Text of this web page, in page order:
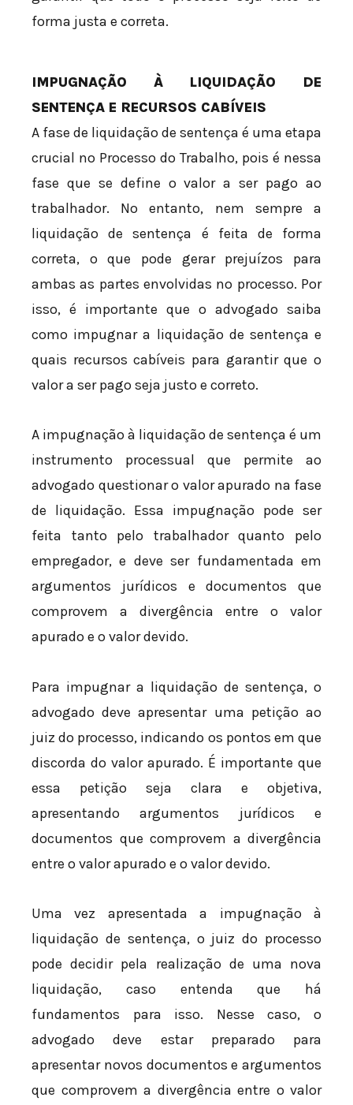
forma justa e correta.
IMPUGNAÇÃO À LIQUIDAÇÃO DE
SENTENÇA E RECURSOS CABÍVEIS
A fase de liquidação de sentença é uma etapa
crucial no Processo do Trabalho, pois é nessa
fase que se define o valor a ser pago ao
trabalhador. No entanto, nem sempre a
liquidação de sentença é feita de forma
correta, o que pode gerar prejuízos para
ambas as partes envolvidas no processo. Por
isso, é importante que o advogado saiba
como impugnar a liquidação de sentença e
quais recursos cabíveis para garantir que o
valor a ser pago seja justo e correto.
A impugnação à liquidação de sentença é um
instrumento processual que permite ao
advogado questionar o valor apurado na fase
de liquidação. Essa impugnação pode ser
feita tanto pelo trabalhador quanto pelo
empregador, e deve ser fundamentada em
argumentos jurídicos e documentos que
comprovem a divergência entre o valor
apurado e o valor devido.
Para impugnar a liquidação de sentença, o
advogado deve apresentar uma petição ao
juiz do processo, indicando os pontos em que
discorda do valor apurado. É importante que
essa petição seja clara e objetiva,
apresentando argumentos jurídicos e
documentos que comprovem a divergência
entre o valor apurado e o valor devido.
Uma vez apresentada a impugnação à
liquidação de sentença, o juiz do processo
pode decidir pela realização de uma nova
liquidação, caso entenda que há
fundamentos para isso. Nesse caso, o
advogado deve estar preparado para
apresentar novos documentos e argumentos
que comprovem a divergência entre o valor